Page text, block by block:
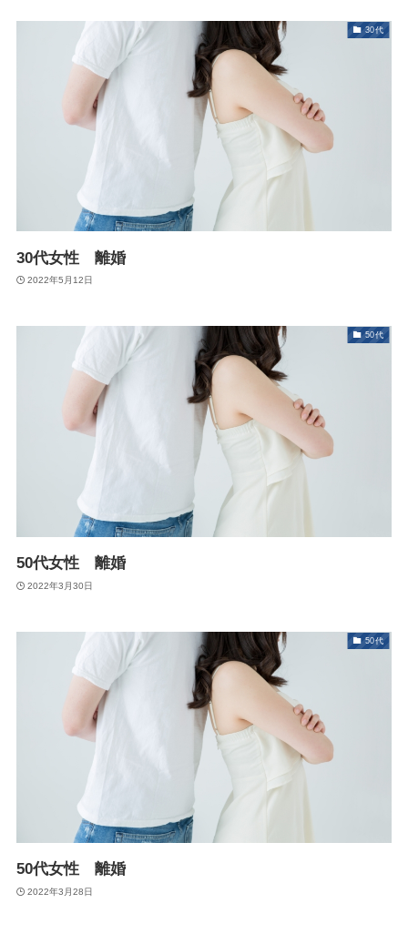
30代
30代女性 離婚
2022年5月12日
50代
50代女性 離婚
2022年3月30日
50代
50代女性 離婚
2022年3月28日